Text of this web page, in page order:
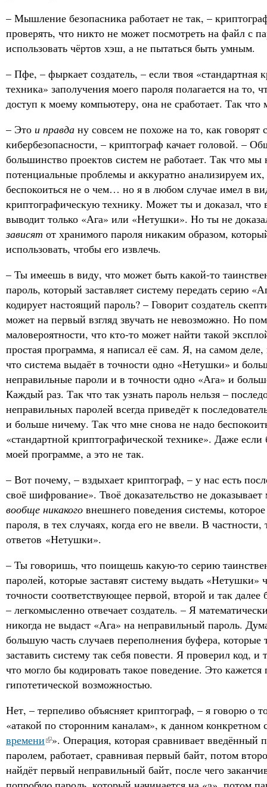
– Мышление безопасника работает не так, –
проверять, что никто не может посмотреть на файл с
использовать чёртов хэш, а не пытаться быть умным.
– Пфе, – фыркает создатель, – если твоя «стандартная
техника» заполучения моего пароля полагается на то,
доступ к моему компьютеру, она не сработает. Так что
– Это и правда ну совсем не похоже на то, как говорят
кибербезопасности, – криптограф качает головой. –
большинство проектов систем не работает. Так что мы
потенциальные проблемы и аккуратно анализируем
беспокоиться не о чем… но я в любом случае имел в
криптографическую технику. Может ты и доказал, что
выводит только «Ага» или «Нетушки». Но ты не
зависят от хранимого пароля никаким образом,
использовать, чтобы его извлечь.
– Ты имеешь в виду, что может быть какой-то
пароль, который заставляет систему передать серию
кодирует настоящий пароль? – Говорит создатель
может на первый взгляд звучать не невозможно. Но
маловероятности, что кто-то может найти такой
простая программа, я написал её сам. Я, на самом деле,
что система выдаёт в точности одно «Нетушки» и
неправильные пароли и в точности одно «Ага» и
Каждый раз. Так что так узнать пароль нельзя –
неправильных паролей всегда приведёт к
и больше ничему. Так что мне снова не надо
«стандартной криптографической технике». Даже
моей программе, а это не так.
– Вот почему, – вздыхает криптограф, – у нас есть
своё шифрование». Твоё доказательство не
вообще никакого внешнего поведения системы,
пароля, в тех случаях, когда его не ввели. В
ответов «Нетушки».
– Ты говоришь, что поищешь какую-то серию
паролей, которые заставят систему выдать «Нетушки»
точности соответствующее первой, второй и так далее
– легкомысленно отвечает создатель. – Я
никогда не выдаст «Ага» на неправильный пароль.
большую часть случаев переполнения буфера, которые
заставить систему так себя повести. Я проверил код, и
что могло бы кодировать такое поведение. Это
гипотетической возможностью.
Нет, – терпеливо объясняет криптограф, – я говорю о
«атакой по сторонним каналам», к данном конкретном
времени ». Операция, которая сравнивает введённый
паролем, работает, сравнивая первый байт, потом
найдёт первый неправильный байт, после чего